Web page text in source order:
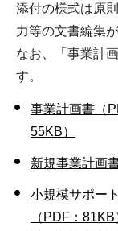
添付の様式は原
力等の文書編集
なお、「事業計
す。
事業計画書（
55KB）
新規事業計画
小規模サポー
（PDF：81KB